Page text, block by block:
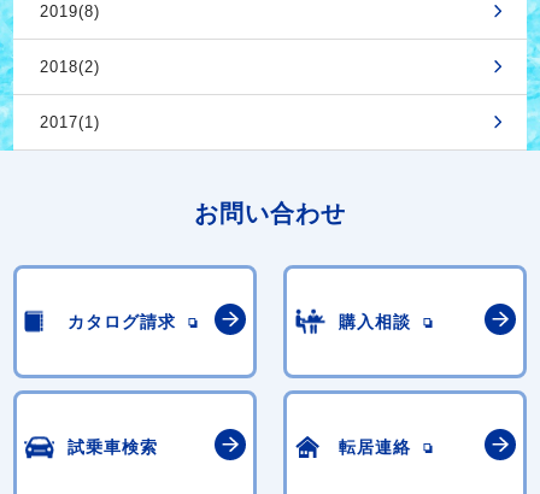
2019(8)
2018(2)
2017(1)
お問い合わせ
カタログ請求 購入相談
試乗車検索 転居連絡